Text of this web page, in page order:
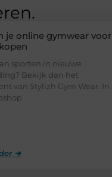
je online gymwear voor
sporten in nieuwe
Bekijk dan het
van Stylizh Gym Wear. In
➜